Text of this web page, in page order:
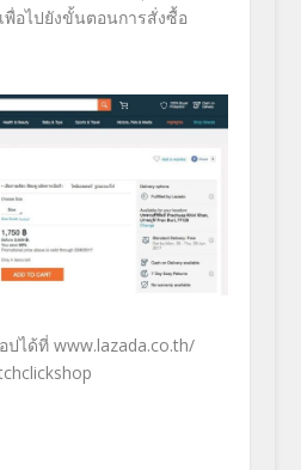
อไปยังขั้นตอนการสั่งซื้อ
ปได้ที่ www.lazada.co.th/